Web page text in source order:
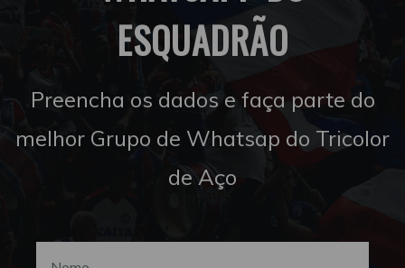
ESQUADRÃO
Preencha os dados e faça parte do
melhor Grupo de Whatsap do Tricolor
de Aço